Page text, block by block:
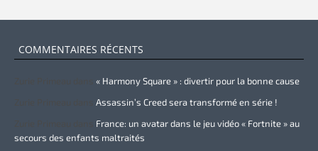
COMMENTAIRES RÉCENTS
« Harmony Square » : divertir pour la bonne cause
Assassin’s Creed sera transformé en série !
France: un avatar dans le jeu vidéo « Fortnite » au
secours des enfants maltraités